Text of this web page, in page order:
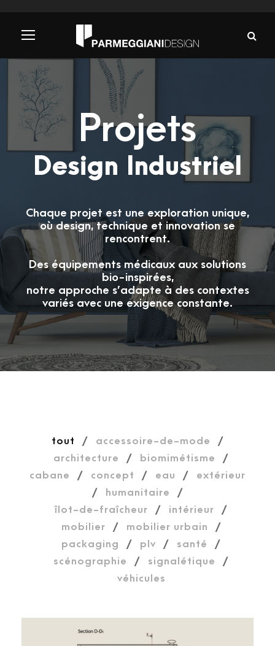
Projets
Design Industriel
Chaque projet est une exploration unique,
où design, technique et innovation se
rencontrent.
Des équipements médicaux aux solutions
bio-inspirées,
notre approche s’adapte à des contextes
variés avec une exigence constante.
tout / accessoire-de-mode
/
architecture
/ biomimétisme
/
cabane
/ concept / eau /
extérieur
/
humanitaire
/
îlot-de-fraîcheur
/ intérieur
/
mobilier
/ mobilier urbain
/
packaging
/ plv / santé
/
scénographie
/ signalétique
/
véhicules